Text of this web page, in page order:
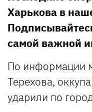
Харькова в
самой важной
По информации
Терехова,
ударили по